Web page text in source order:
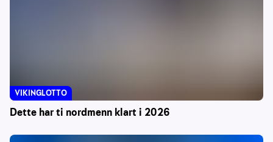
Dette har ti nordmenn klart i 2026
VIKINGLOTTO